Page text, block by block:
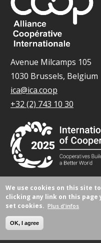
Avenue Milcamps 105
1030 Brussels, Belgium
ica@ica.coop
+32 (2) 743 10 30
© Tous droits réservés 2026.
We use cookies on this site
clicking any link on this
set cookies. Plus d'infos
OK, I agree